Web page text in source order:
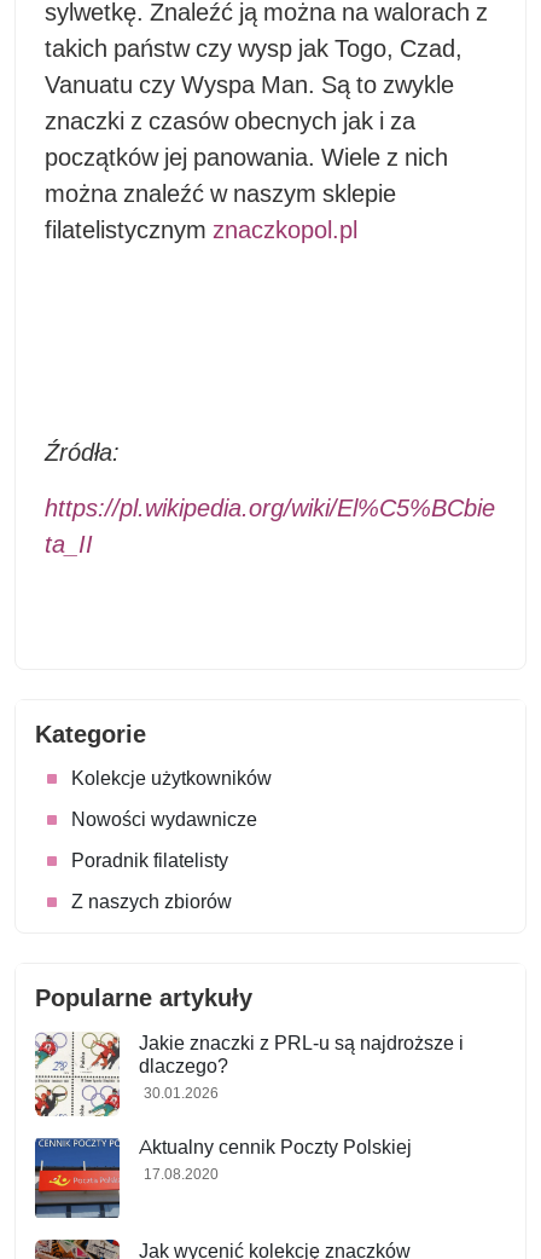
sylwetkę. Znaleźć ją można na walorach z
takich państw czy wysp jak Togo, Czad,
Vanuatu czy Wyspa Man. Są to zwykle
znaczki z czasów obecnych jak i za
początków jej panowania. Wiele z nich
można znaleźć w naszym sklepie
filatelistycznym znaczkopol.pl
Źródła:
https://pl.wikipedia.org/wiki/El%C5%BCbie
ta_II
Kategorie
Kolekcje użytkowników
Nowości wydawnicze
Poradnik filatelisty
Z naszych zbiorów
Popularne artykuły
Jakie znaczki z PRL-u są najdroższe i
dlaczego?
30.01.2026
Aktualny cennik Poczty Polskiej
17.08.2020
Jak wycenić kolekcję znaczków